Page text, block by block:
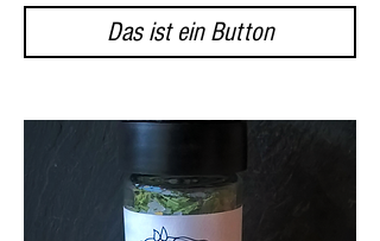
Das ist ein Button